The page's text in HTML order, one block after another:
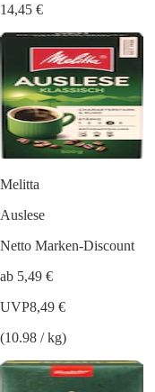
14,45 €
Melitta
Auslese
Netto Marken-Discount
ab 5,49 €
UVP8,49 €
(10.98 / kg)